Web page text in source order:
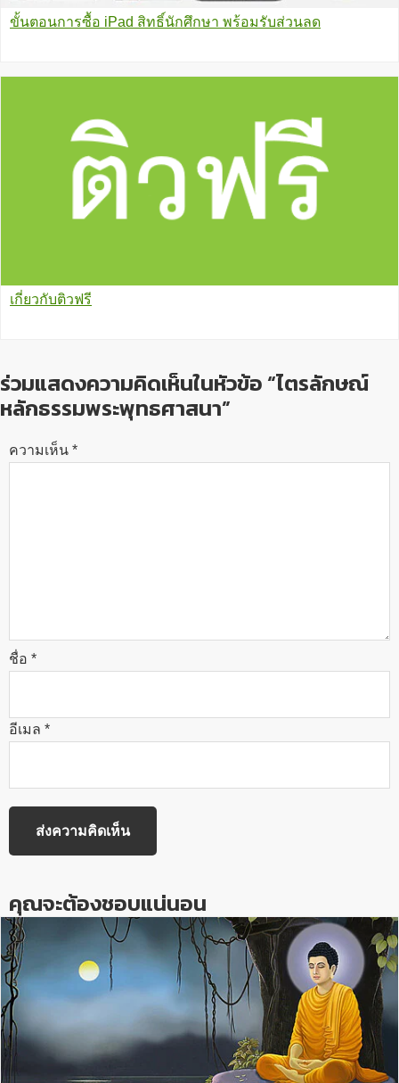
ขั้นตอนการซื้อ iPad สิทธิ์นักศึกษา พร้อมรับส่วนลด
เกี่ยวกับติวฟรี
ร่วมแสดงความคิดเห็นในหัวข้อ “ไตรลักษณ์
หลักธรรมพระพุทธศาสนา”
ความเห็น *
ชื่อ *
อีเมล *
คุณจะต้องชอบแน่นอน